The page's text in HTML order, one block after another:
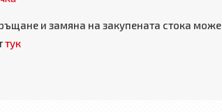
и замяна на закупената стока може
тук